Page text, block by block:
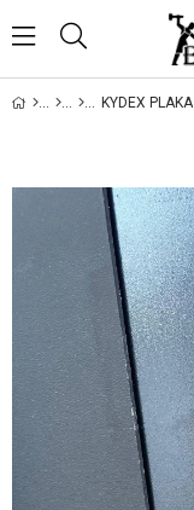
KYDEX PLAKA